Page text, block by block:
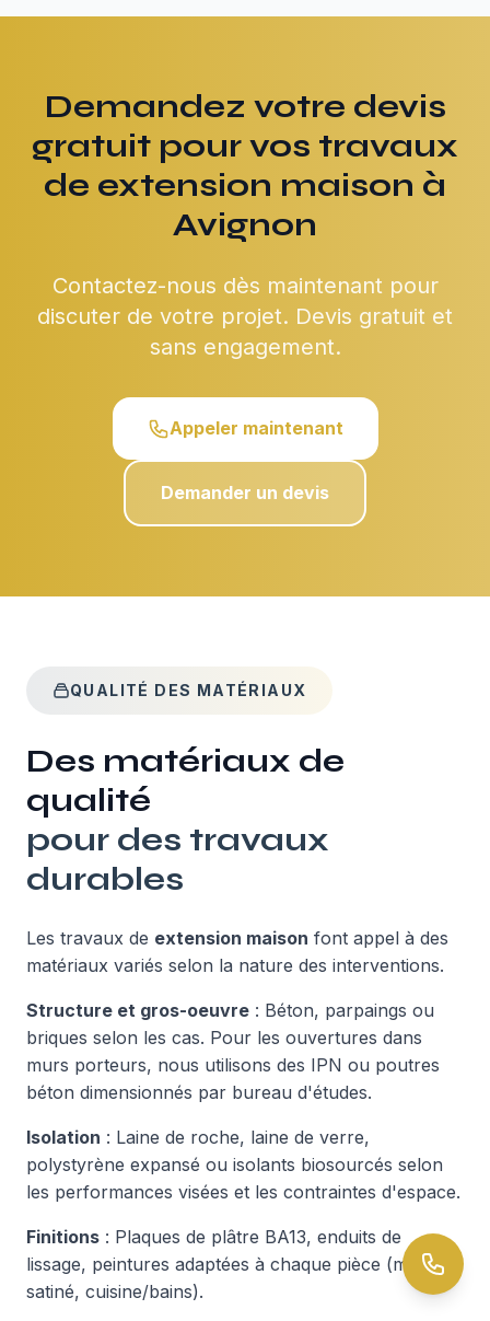
Demandez votre devis
gratuit pour vos travaux
de extension maison à
Avignon
Contactez-nous dès maintenant pour
discuter de votre projet. Devis gratuit et
sans engagement.
Appeler maintenant
Demander un devis
QUALITÉ DES MATÉRIAUX
Des matériaux de
qualité
pour des travaux
durables
Les travaux de extension maison font appel à des
matériaux variés selon la nature des interventions.
Structure et gros-oeuvre : Béton, parpaings ou
briques selon les cas. Pour les ouvertures dans
murs porteurs, nous utilisons des IPN ou poutres
béton dimensionnés par bureau d'études.
Isolation : Laine de roche, laine de verre,
polystyrène expansé ou isolants biosourcés selon
les performances visées et les contraintes d'espace.
Finitions : Plaques de plâtre BA13, enduits de
lissage, peintures adaptées à chaque pièce (mat,
satiné, cuisine/bains).